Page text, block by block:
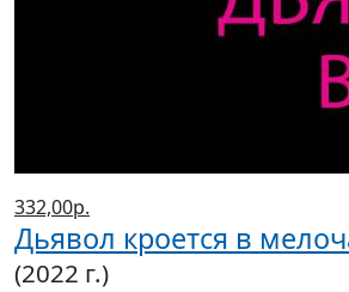
332,00р.
Дьявол кроется в
(2022 г.)